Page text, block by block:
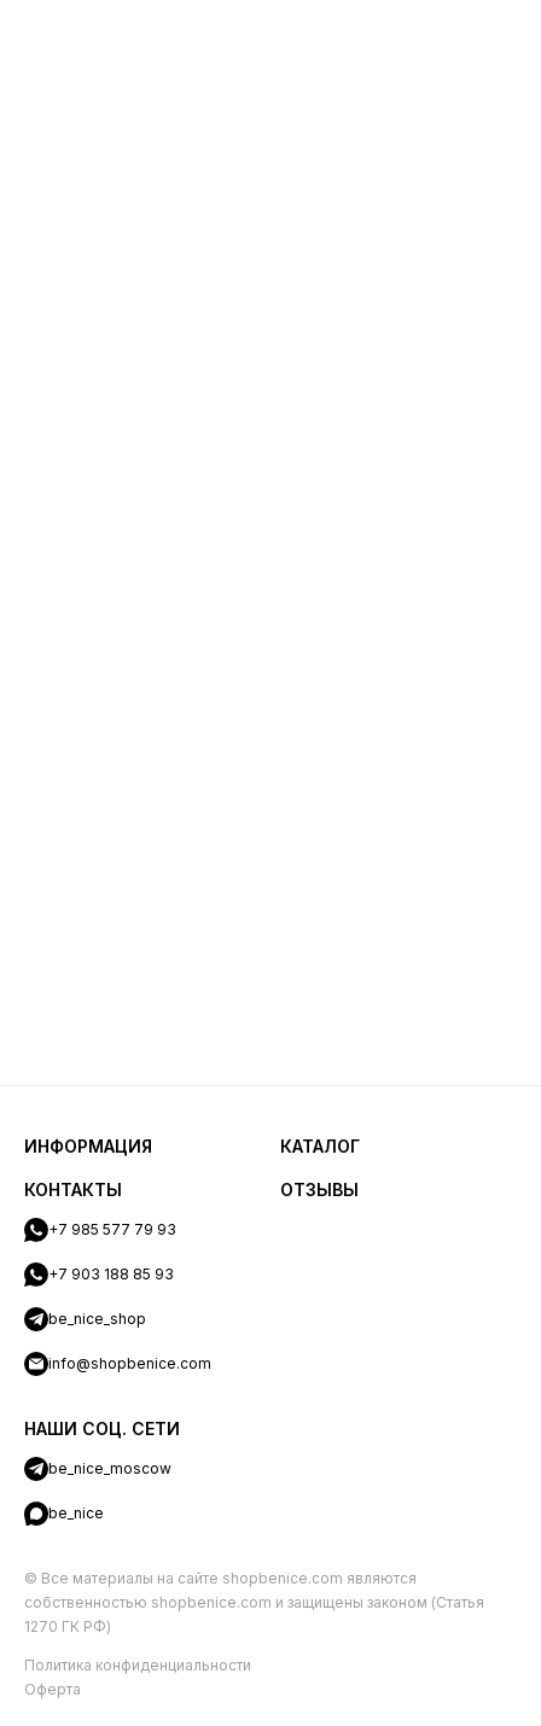
ИНФОРМАЦИЯ КАТАЛОГ
КОНТАКТЫ
+7 985 577 79 93
+7 903 188 85 93
be_nice_shop
info@shopbenice.com
НАШИ СОЦ. СЕТИ
be_nice_moscow
be_nice
ОТЗЫВЫ
© Все материалы на сайте shopbenice.com являются
собственностью shopbenice.com и защищены законом (Статья
1270 ГК РФ)
Политика конфиденциальности
Оферта